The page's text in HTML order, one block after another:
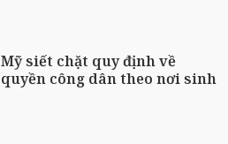
Mỹ siết chặt quy định về
quyền công dân theo nơi sinh